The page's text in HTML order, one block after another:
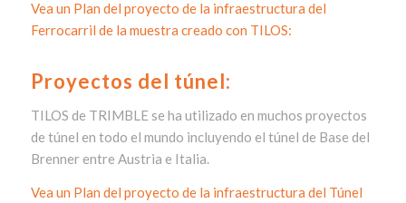
Vea un Plan del proyecto de la infraestructura del
Ferrocarril de la muestra creado con TILOS:
Proyectos del túnel:
TILOS de TRIMBLE se ha utilizado en muchos proyectos
de túnel en todo el mundo incluyendo el túnel de Base del
Brenner entre Austria e Italia.
Vea un Plan del proyecto de la infraestructura del Túnel